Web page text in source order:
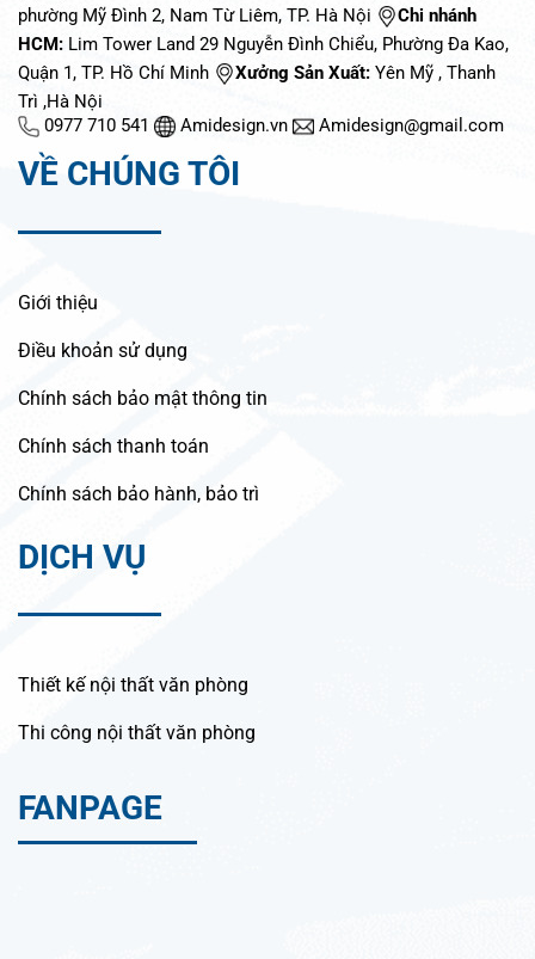
phường Mỹ Đình 2, Nam Từ Liêm, TP. Hà Nội
Chi nhánh
HCM: Lim Tower Land 29 Nguyễn Đình Chiểu, Phường Đa Kao,
Quận 1, TP. Hồ Chí Minh
Xưởng Sản Xuất: Yên Mỹ , Thanh
Trì ,Hà Nội
0977 710 541
Amidesign.vn Amidesign@gmail.com
VỀ CHÚNG TÔI
Giới thiệu
Điều khoản sử dụng
Chính sách bảo mật thông tin
Chính sách thanh toán
Chính sách bảo hành, bảo trì
DỊCH VỤ
Thiết kế nội thất văn phòng
Thi công nội thất văn phòng
FANPAGE